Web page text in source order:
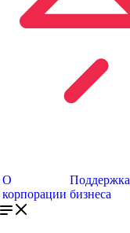
О
корпорации
Поддержка
бизнеса